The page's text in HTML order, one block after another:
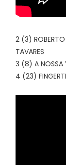
2 (3) ROBERTO
TAVARES
3 (8) A NOSSA
4 (23)